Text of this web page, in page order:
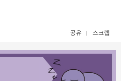
공유 스크랩